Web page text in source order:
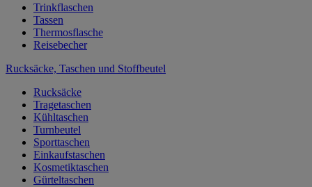
Trinkflaschen
Tassen
Thermosflasche
Reisebecher
Rucksäcke, Taschen und Stoffbeutel
Rucksäcke
Tragetaschen
Kühltaschen
Turnbeutel
Sporttaschen
Einkaufstaschen
Kosmetiktaschen
Gürteltaschen